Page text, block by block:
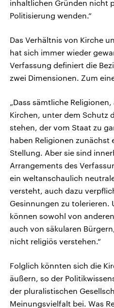
inhaltlichen Gründen nicht
Politisierung wenden.“
Das Verhältnis von Kirche
hat sich immer wieder
Verfassung definiert die
zwei Dimensionen. Zum
„Dass sämtliche
Kirchen, unter dem Schutz
stehen, der vom Staat zu
haben Religionen zunächst
Stellung. Aber sie sind
Arrangements des
ein weltanschaulich
versteht, auch dazu
Gesinnungen zu tolerieren.
können sowohl von
auch von säkularen
nicht religiös verstehen.“
Folglich könnten sich die
äußern, so der
der pluralistischen
Meinungsvielfalt bei. Was